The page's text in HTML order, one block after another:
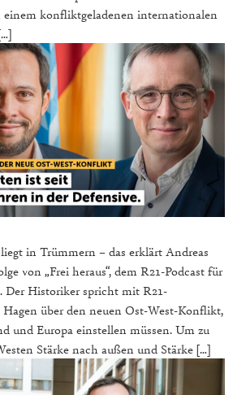
einem konfliktgeladenen internationalen
in Trümmern – das erklärt Andreas
von „Frei heraus“, dem R21-Podcast für
Der Historiker spricht mit R21-
über den neuen Ost-West-Konflikt,
und Europa einstellen müssen. Um zu
Stärke nach außen und Stärke […]